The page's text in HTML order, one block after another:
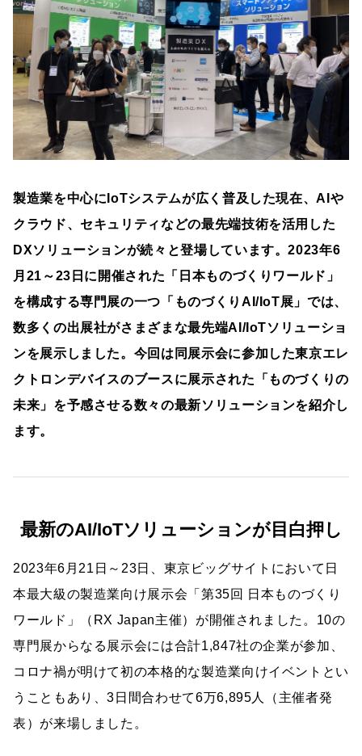
製造業を中心にIoTシステムが広く普及した現在、AIや
クラウド、セキュリティなどの最先端技術を活用した
DXソリューションが続々と登場しています。2023年6
月21～23日に開催された「日本ものづくりワールド」
を構成する専門展の一つ「ものづくりAI/IoT展」では、
数多くの出展社がさまざまな最先端AI/IoTソリューショ
ンを展示しました。今回は同展示会に参加した東京エレ
クトロンデバイスのブースに展示された「ものづくりの
未来」を予感させる数々の最新ソリューションを紹介し
ます。
最新のAI/IoTソリューションが目白押し
2023年6月21日～23日、東京ビッグサイトにおいて日
本最大級の製造業向け展示会「第35回 日本ものづくり
ワールド」（RX Japan主催）が開催されました。10の
専門展からなる展示会には合計1,847社の企業が参加、
コロナ禍が明けて初の本格的な製造業向けイベントとい
うこともあり、3日間合わせて6万6,895人（主催者発
表）が来場しました。